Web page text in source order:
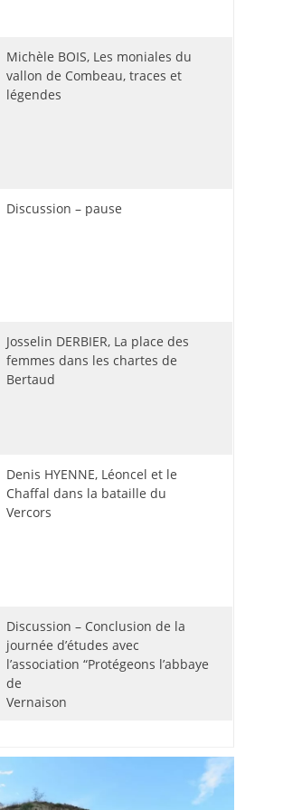
Michèle BOIS, Les moniales du
vallon de Combeau, traces et
légendes
Discussion – pause
Josselin DERBIER, La place des
femmes dans les chartes de
Bertaud
Denis HYENNE, Léoncel et le
Chaffal dans la bataille du
Vercors
Discussion – Conclusion de la
journée d’études avec
l’association “Protégeons l’abbaye
de
Vernaison